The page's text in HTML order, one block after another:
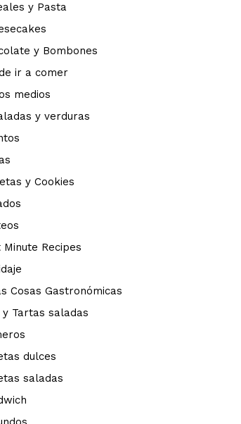
y Pasta
y Bombones
ir a comer
medios
y verduras
y Cookies
Minute Recipes
Cosas Gastronómicas
y Tartas saladas
dulces
saladas